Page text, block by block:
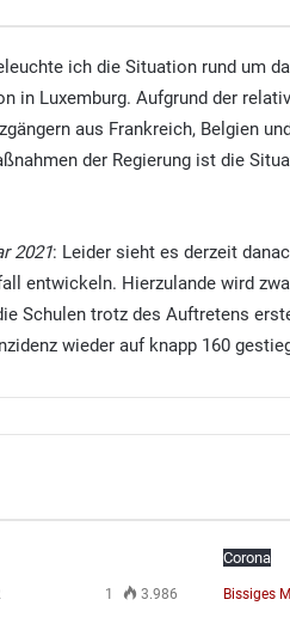
ich die Situation rund um
in Luxemburg. Aufgrund der
aus Frankreich, Belgien
der Regierung ist die
2021: Leider sieht es derzeit
entwickeln. Hierzulande wird
Schulen trotz des Auftretens
wieder auf knapp 160
1 3.986
Corona
Bissiges